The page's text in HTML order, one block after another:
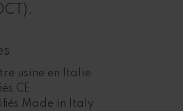
usine en Italie
CE
Made in Italy